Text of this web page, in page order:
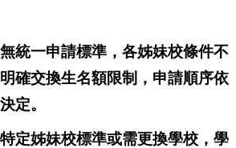
統一申請標準，各姊妹校條件不
確交換生名額限制，申請順序依
定。
定姊妹校標準或需更換學校，學